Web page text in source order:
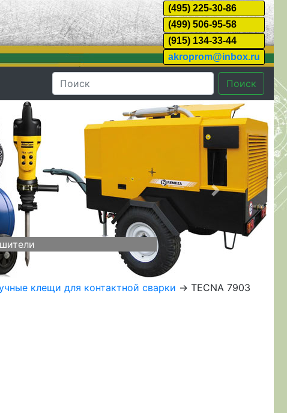
(495) 225-30-86
(499) 506-95-58
(915) 134-33-44
akroprom@inbox.ru
Поиск
Далее
клещи для контактной сварки -> TECNA 7903